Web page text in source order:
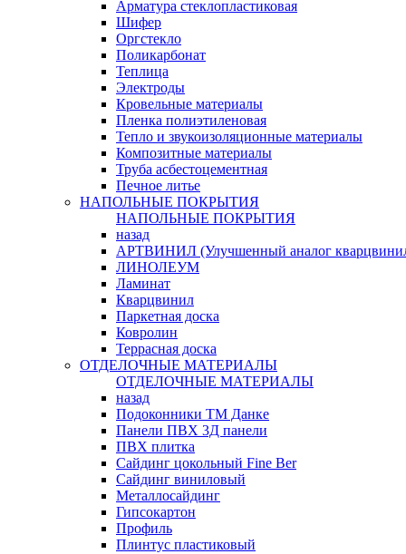
Арматура стеклопластиковая
Шифер
Оргстекло
Поликарбонат
Теплица
Электроды
Кровельные материалы
Пленка полиэтиленовая
Тепло и звукоизоляционные материалы
Композитные материалы
Труба асбестоцементная
Печное литье
НАПОЛЬНЫЕ ПОКРЫТИЯ
НАПОЛЬНЫЕ ПОКРЫТИЯ
назад
АРТВИНИЛ (Улучшенный аналог
ЛИНОЛЕУМ
Ламинат
Кварцвинил
Паркетная доска
Ковролин
Террасная доска
ОТДЕЛОЧНЫЕ МАТЕРИАЛЫ
ОТДЕЛОЧНЫЕ МАТЕРИАЛЫ
назад
Подоконники ТМ Данке
Панели ПВХ 3Д панели
ПВХ плитка
Сайдинг цокольный Fine Ber
Сайдинг виниловый
Металлосайдинг
Гипсокартон
Профиль
Плинтус пластиковый